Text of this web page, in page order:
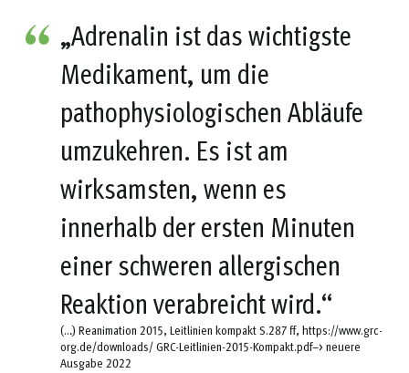
„Adrenalin ist das wichtigste
Medikament, um die
pathophysiologischen Abläufe
umzukehren. Es ist am
wirksamsten, wenn es
innerhalb der ersten Minuten
einer schweren allergischen
Reaktion verabreicht wird.“
(…) Reanimation 2015, Leitlinien kompakt S.287 ff, https://www.grc-
org.de/downloads/ GRC-Leitlinien-2015-Kompakt.pdf–> neuere
Ausgabe 2022